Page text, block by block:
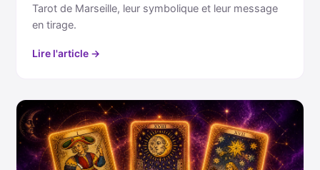
Tarot de Marseille, leur symbolique et leur message
en tirage.
Lire l'article →